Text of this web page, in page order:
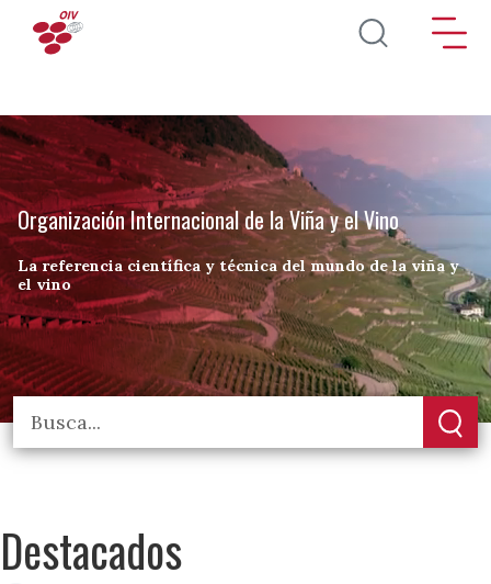
Pasar al contenido principal
Organización Internacional de la Viña y el Vino
La referencia científica y técnica del mundo de la viña y
el vino
Destacados